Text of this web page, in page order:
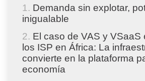
Demanda sin explotar,
inigualable
El caso de VAS y VSaaS
los ISP en África: La
convierte en la plataforma
economía